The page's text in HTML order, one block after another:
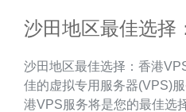
沙田地区最佳选择
沙田地区最佳选择：香港VPS服务 在沙田地
佳的虚拟专用服务器(VPS)
港VPS服务将是您的最佳选